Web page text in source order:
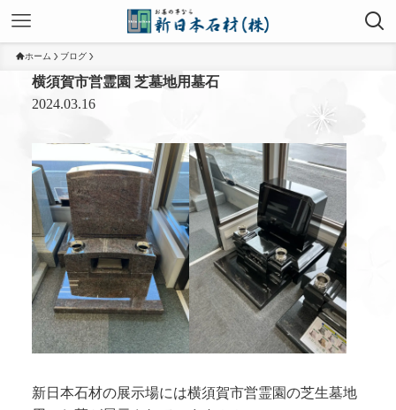
ホーム ブログ
横須賀市営霊園 芝墓地用墓石
2024.03.16
新日本石材の展示場には横須賀市営霊園の芝生墓地